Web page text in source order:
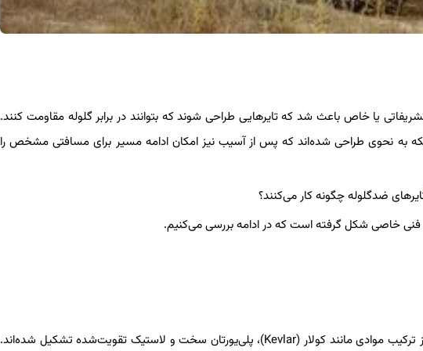
یا خاص باعث شد که تایرهایی طراحی شوند که بتوانند در برابر گلوله مقاومت کنند.
بلکه به نحوی طراحی شده‌اند که پس از آسیب نیز امکان ادامه مسیر برای مسافتی مشخص را
فنی خاصی شکل گرفته است که در ادامه بررسی می‌کنیم.
تایرهای ضدگلوله معمولاً دارای ساختار چندلایه هستند که از ترکیب موادی مانند کولار (Kevlar)، پلی‌یورتان سخت و لاستیک تقویت‌شده تشکیل شده‌اند.